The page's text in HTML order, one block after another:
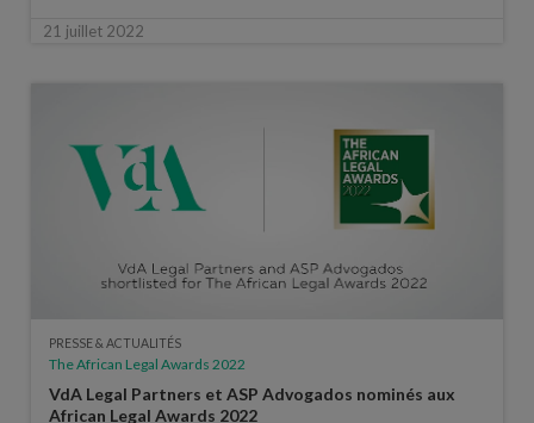
21 juillet 2022
PRESSE & ACTUALITÉS
The African Legal Awards 2022
VdA Legal Partners et ASP Advogados nominés aux
African Legal Awards 2022